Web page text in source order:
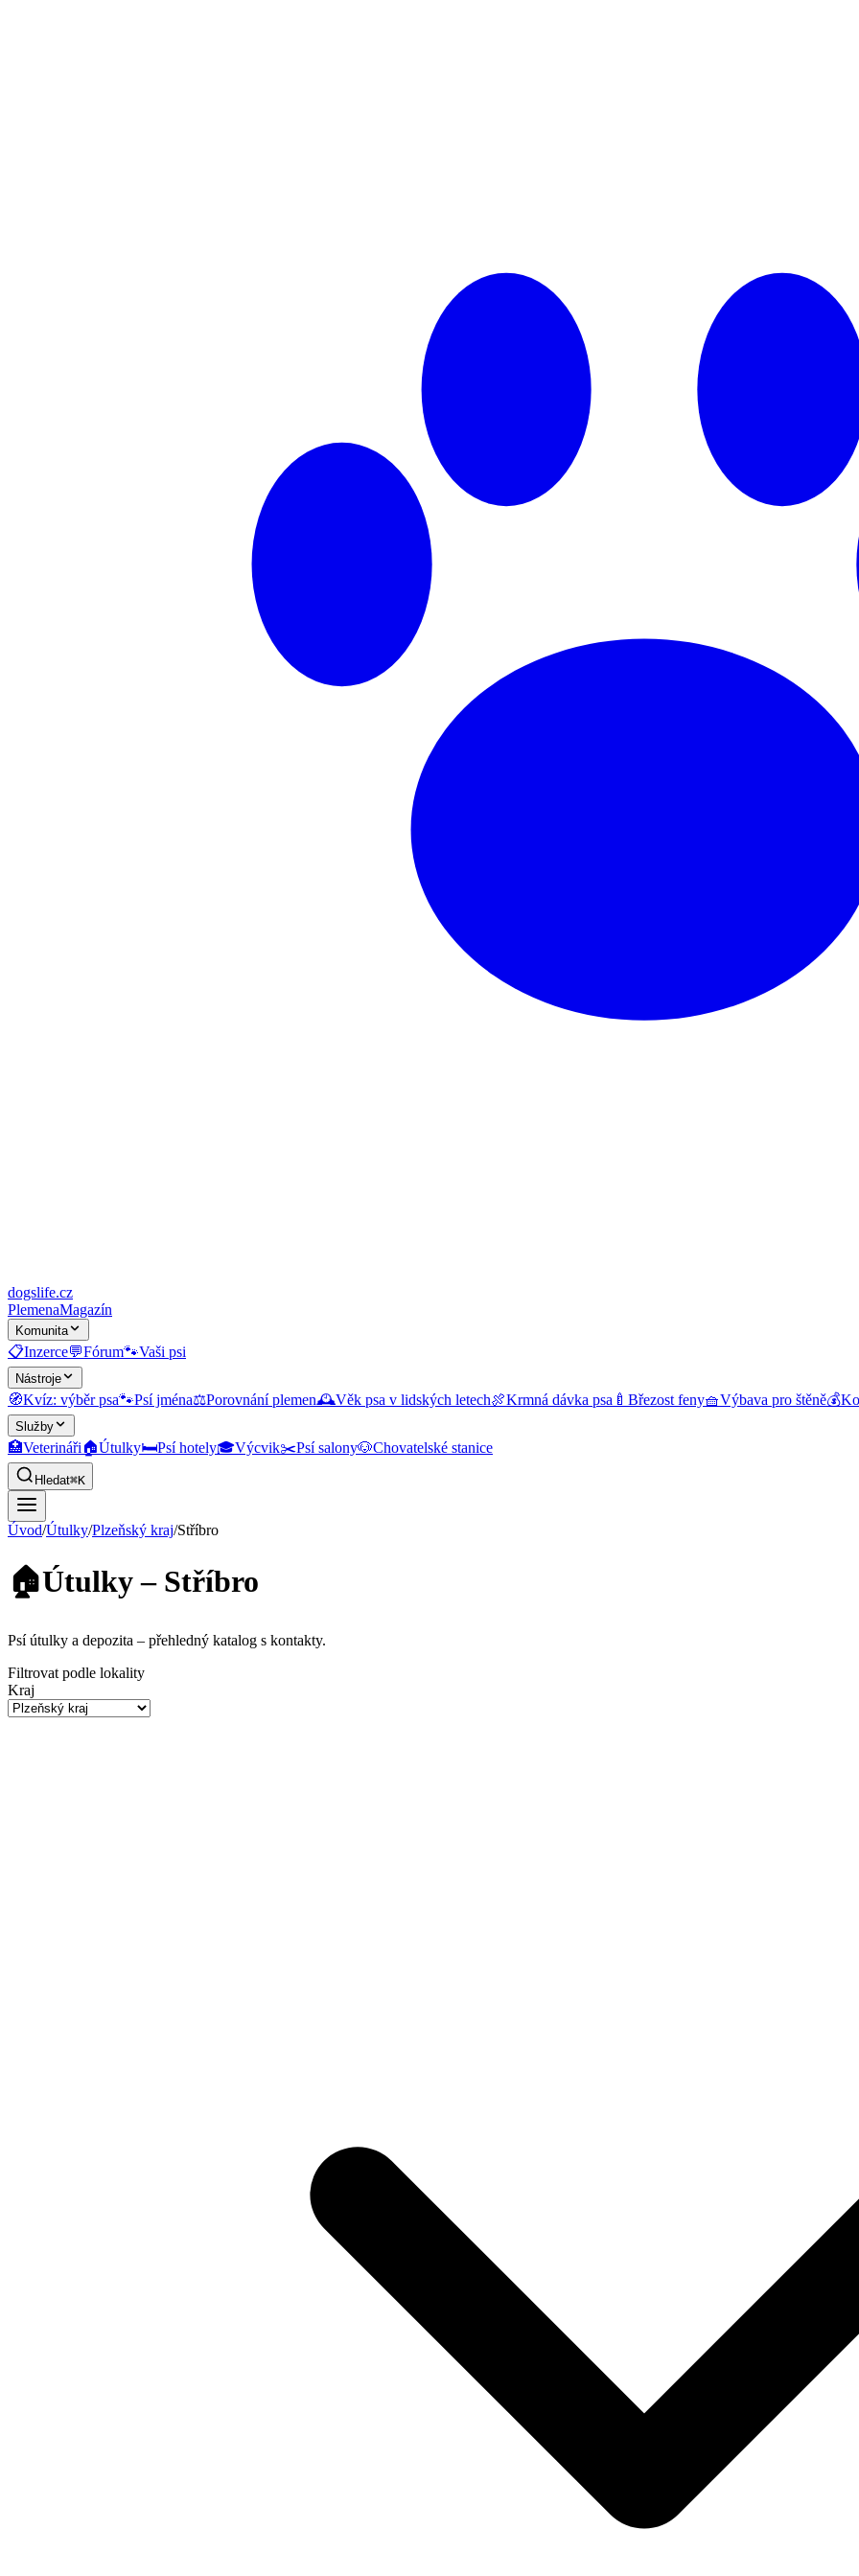
dogslife.cz
PlemenaMagazín
Komunita
📋Inzerce💬Fórum🐾Vaši psi
Nástroje
🧭Kvíz: výběr psa🐾Psí jména⚖️Porovnání plemen🕰️Věk psa v lidských letech🍖Krmná dávka psa 🍼 Březost feny🧺Výbava pro štěně💰
Služby
🏥Veterináři🏠Útulky🛏️Psí hotely🎓Výcvik✂️Psí salony🐶Chovatelské stanice
Hledat⌘K
Úvod/Útulky/Plzeňský kraj/Stříbro
🏠Útulky – Stříbro
Psí útulky a depozita – přehledný katalog s kontakty.
Filtrovat podle lokality
Kraj